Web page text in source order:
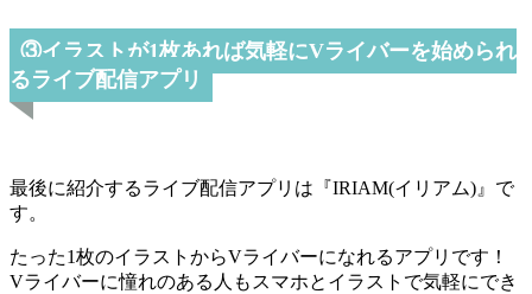
③イラストが1枚あれば気軽にVライバーを始められ
るライブ配信アプリ
最後に紹介するライブ配信アプリは『IRIAM(イリアム)』で
す。
たった1枚のイラストからVライバーになれるアプリです！
Vライバーに憧れのある人もスマホとイラストで気軽にでき